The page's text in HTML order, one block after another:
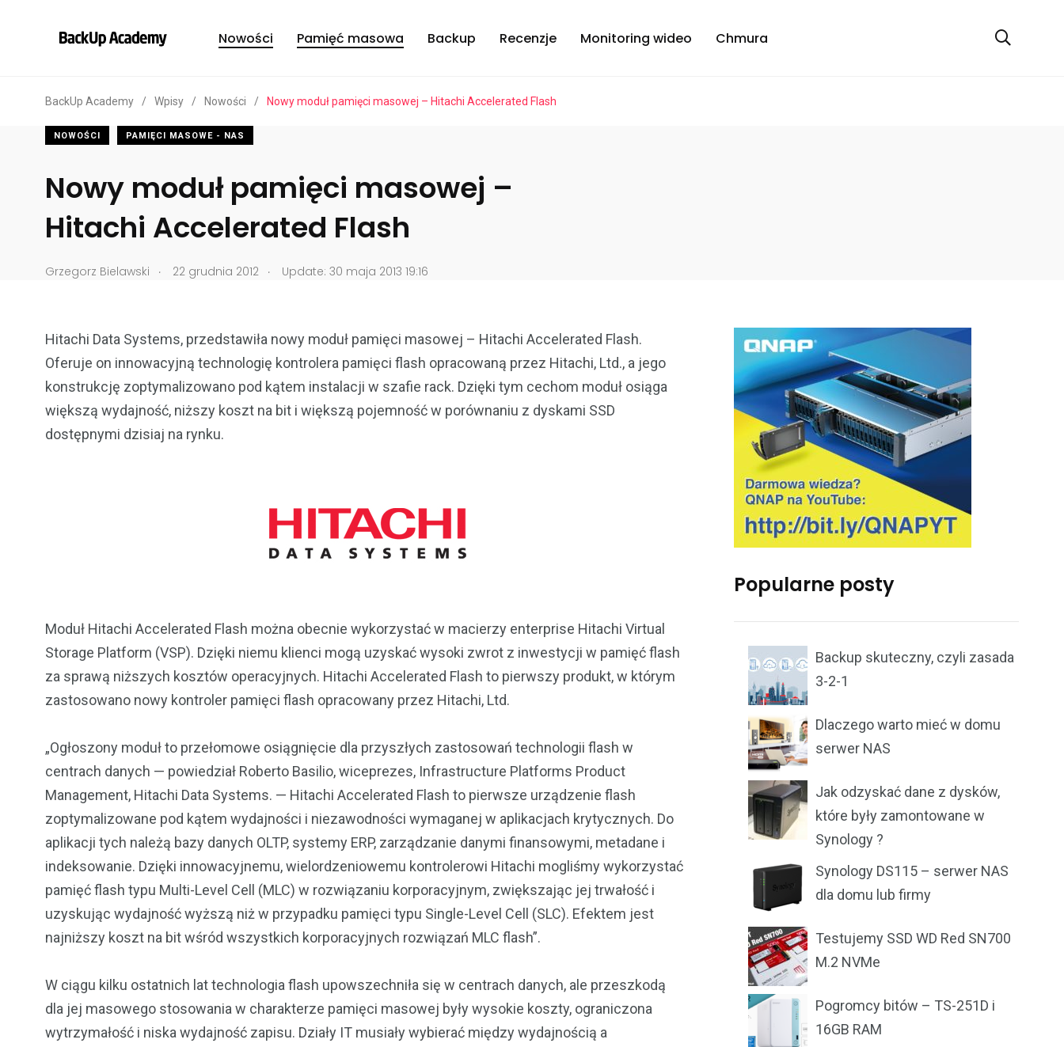
Nowości Pamięć masowa Backup Recenzje Monitoring wideo Chmura
BackUp Academy / Wpisy / Nowości / Nowy moduł pamięci masowej – Hitachi Accelerated Flash
NOWOŚCI PAMIĘCI MASOWE - NAS
Nowy moduł pamięci masowej –
Hitachi Accelerated Flash
Grzegorz Bielawski . 22 grudnia 2012 . Update: 30 maja 2013 19:16
Hitachi Data Systems, przedstawiła nowy moduł pamięci masowej – Hitachi Accelerated Flash.
Oferuje on innowacyjną technologię kontrolera pamięci flash opracowaną przez Hitachi, Ltd., a jego
konstrukcję zoptymalizowano pod kątem instalacji w szafie rack. Dzięki tym cechom moduł osiąga
większą wydajność, niższy koszt na bit i większą pojemność w porównaniu z dyskami SSD
dostępnymi dzisiaj na rynku.
Moduł Hitachi Accelerated Flash można obecnie wykorzystać w macierzy enterprise Hitachi Virtual
Storage Platform (VSP). Dzięki niemu klienci mogą uzyskać wysoki zwrot z inwestycji w pamięć flash
za sprawą niższych kosztów operacyjnych. Hitachi Accelerated Flash to pierwszy produkt, w którym
zastosowano nowy kontroler pamięci flash opracowany przez Hitachi, Ltd.
„Ogłoszony moduł to przełomowe osiągnięcie dla przyszłych zastosowań technologii flash w
centrach danych — powiedział Roberto Basilio, wiceprezes, Infrastructure Platforms Product
Management, Hitachi Data Systems. — Hitachi Accelerated Flash to pierwsze urządzenie flash
zoptymalizowane pod kątem wydajności i niezawodności wymaganej w aplikacjach krytycznych. Do
aplikacji tych należą bazy danych OLTP, systemy ERP, zarządzanie danymi finansowymi, metadane i
indeksowanie. Dzięki innowacyjnemu, wielordzeniowemu kontrolerowi Hitachi mogliśmy wykorzystać
pamięć flash typu Multi-Level Cell (MLC) w rozwiązaniu korporacyjnym, zwiększając jej trwałość i
uzyskując wydajność wyższą niż w przypadku pamięci typu Single-Level Cell (SLC). Efektem jest
najniższy koszt na bit wśród wszystkich korporacyjnych rozwiązań MLC flash”.
W ciągu kilku ostatnich lat technologia flash upowszechniła się w centrach danych, ale przeszkodą
dla jej masowego stosowania w charakterze pamięci masowej były wysokie koszty, ograniczona
wytrzymałość i niska wydajność zapisu. Działy IT musiały wybierać między wydajnością a
Popularne posty
Backup skuteczny, czyli zasada
3-2-1
Dlaczego warto mieć w domu
serwer NAS
Jak odzyskać dane z dysków,
które były zamontowane w
Synology ?
Synology DS115 – serwer NAS
dla domu lub firmy
Testujemy SSD WD Red SN700
M.2 NVMe
Pogromcy bitów – TS-251D i
16GB RAM